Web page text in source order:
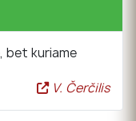
bet kuriame
V. Čerčilis